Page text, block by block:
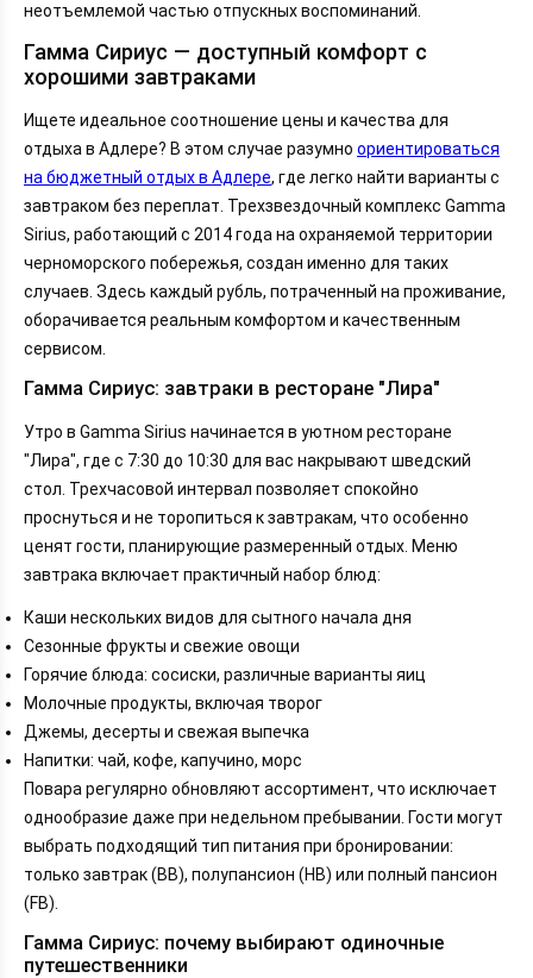
неотъемлемой частью отпускных воспоминаний.
Гамма Сириус — доступный комфорт с
хорошими завтраками
Ищете идеальное соотношение цены и качества для
отдыха в Адлере? В этом случае разумно ориентироваться
на бюджетный отдых в Адлере, где легко найти варианты с
завтраком без переплат. Трехзвездочный комплекс Gamma
Sirius, работающий с 2014 года на охраняемой территории
черноморского побережья, создан именно для таких
случаев. Здесь каждый рубль, потраченный на проживание,
оборачивается реальным комфортом и качественным
сервисом.
Гамма Сириус: завтраки в ресторане "Лира"
Утро в Gamma Sirius начинается в уютном ресторане
"Лира", где с 7:30 до 10:30 для вас накрывают шведский
стол. Трехчасовой интервал позволяет спокойно
проснуться и не торопиться к завтракам, что особенно
ценят гости, планирующие размеренный отдых. Меню
завтрака включает практичный набор блюд:
Каши нескольких видов для сытного начала дня
Сезонные фрукты и свежие овощи
Горячие блюда: сосиски, различные варианты яиц
Молочные продукты, включая творог
Джемы, десерты и свежая выпечка
Напитки: чай, кофе, капучино, морс
Повара регулярно обновляют ассортимент, что исключает
однообразие даже при недельном пребывании. Гости могут
выбрать подходящий тип питания при бронировании:
только завтрак (BB), полупансион (HB) или полный пансион
(FB).
Гамма Сириус: почему выбирают одиночные
путешественники